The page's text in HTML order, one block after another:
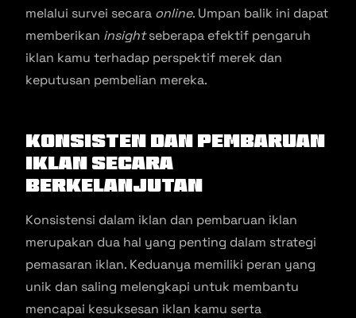
melalui survei secara online. Umpan balik ini dapat
memberikan insightseberapa efektif pengaruh
iklan kamu terhadap perspektif merek dan
keputusan pembelian mereka.
Konsisten dan Pembaruan
Iklan Secara
berkelanjutan
Konsistensi dalam iklan dan pembaruan iklan
merupakan dua hal yang penting dalam strategi
pemasaran iklan. Keduanya memiliki peran yang
unik dan saling melengkapi untuk membantu
mencapai kesuksesan iklan kamu serta